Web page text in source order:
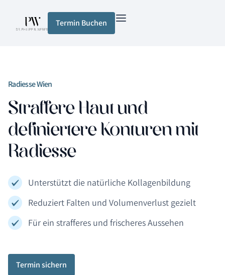
Termin Buchen
Radiesse Wien
Straffere Haut und
definiertere Konturen mit
Radiesse
Unterstützt die natürliche Kollagenbildung
Reduziert Falten und Volumenverlust gezielt
Für ein strafferes und frischeres Aussehen
Termin sichern